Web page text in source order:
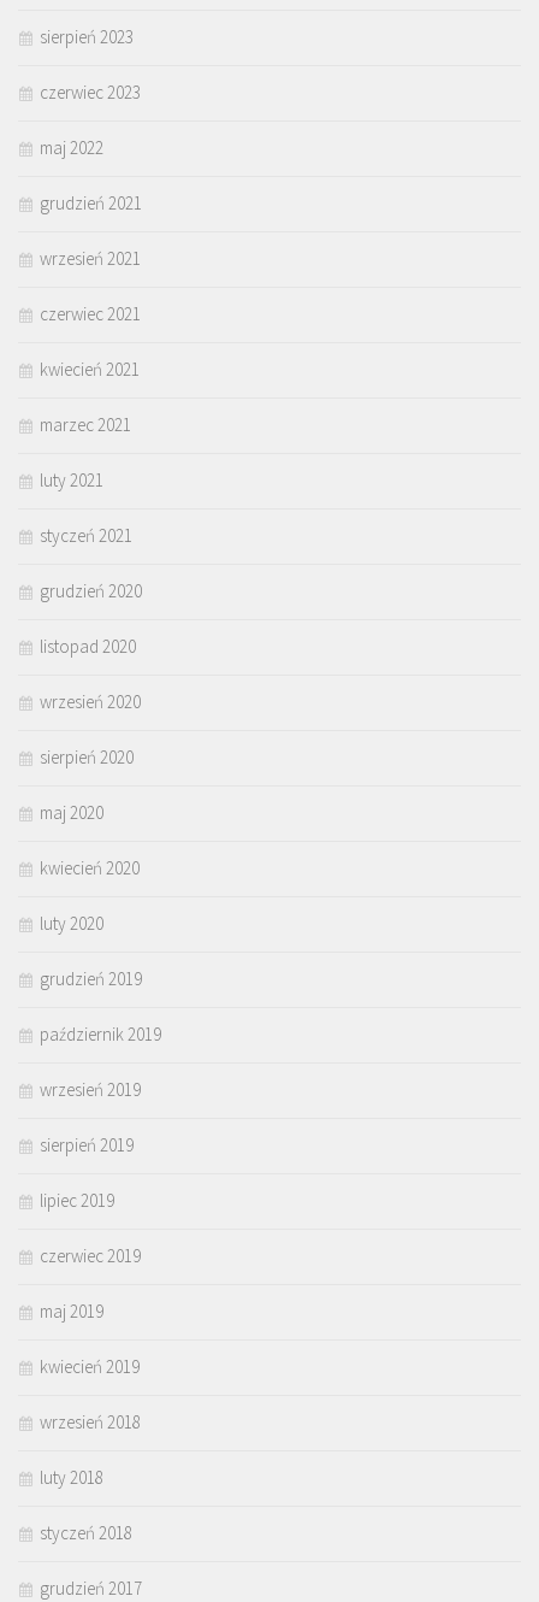
sierpień 2023
czerwiec 2023
maj 2022
grudzień 2021
wrzesień 2021
czerwiec 2021
kwiecień 2021
marzec 2021
luty 2021
styczeń 2021
grudzień 2020
listopad 2020
wrzesień 2020
sierpień 2020
maj 2020
kwiecień 2020
luty 2020
grudzień 2019
październik 2019
wrzesień 2019
sierpień 2019
lipiec 2019
czerwiec 2019
maj 2019
kwiecień 2019
wrzesień 2018
luty 2018
styczeń 2018
grudzień 2017